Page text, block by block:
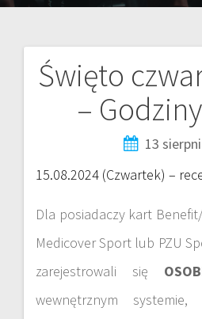
Święto
–
13
15.08.2024 (Czwartek) –
Dla posiadaczy kart
Medicover Sport lub PZU
zarejestrowali się
wewnętrznym systemie,